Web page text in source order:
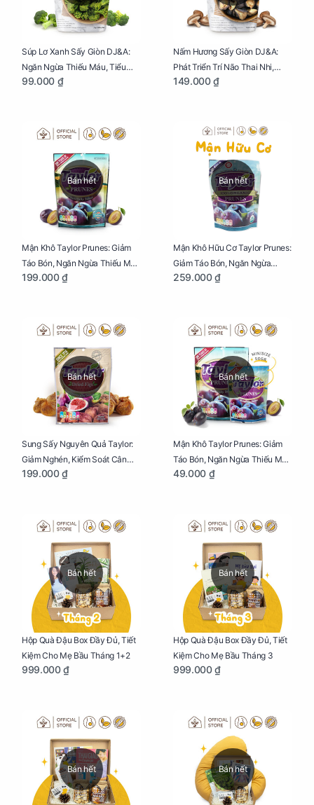
Súp Lơ Xanh Sấy Giòn DJ&A:
Ngăn Ngừa Thiếu Máu, Tiểu
Đường, Dị Tật Thai Nhi Túi 25g
99.000 ₫
Nấm Hương Sấy Giòn DJ&A:
Phát Triển Trí Não Thai Nhi,
Giảm Mệt Mỏi Cho Mẹ Bầu Túi
149.000 ₫
Bán hết
Mận Khô Taylor Prunes: Giảm
Táo Bón, Ngăn Ngừa Thiếu Máu
Cho Mẹ Bầu Túi 250g
199.000 ₫
Bán hết
Mận Khô Hữu Cơ Taylor Prunes:
Giảm Táo Bón, Ngăn Ngừa
Thiếu Máu Cho Mẹ Bầu Túi
259.000 ₫
Bán hết
Sung Sấy Nguyên Quả Taylor:
Giảm Nghén, Kiểm Soát Cân
Nặng Cho Mẹ Bầu Túi 190g
199.000 ₫
Bán hết
Mận Khô Taylor Prunes: Giảm
Táo Bón, Ngăn Ngừa Thiếu Máu
Cho Mẹ Bầu Túi 50g
49.000 ₫
Bán hết
Hộp Quà Đậu Box Đầy Đủ, Tiết
Kiệm Cho Mẹ Bầu Tháng 1+2
999.000 ₫
Bán hết
Hộp Quà Đậu Box Đầy Đủ, Tiết
Kiệm Cho Mẹ Bầu Tháng 3
999.000 ₫
Bán hết Bán hết